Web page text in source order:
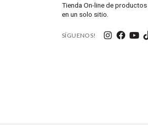
Tienda On-line de
en un solo sitio.
SÍGUENOS!